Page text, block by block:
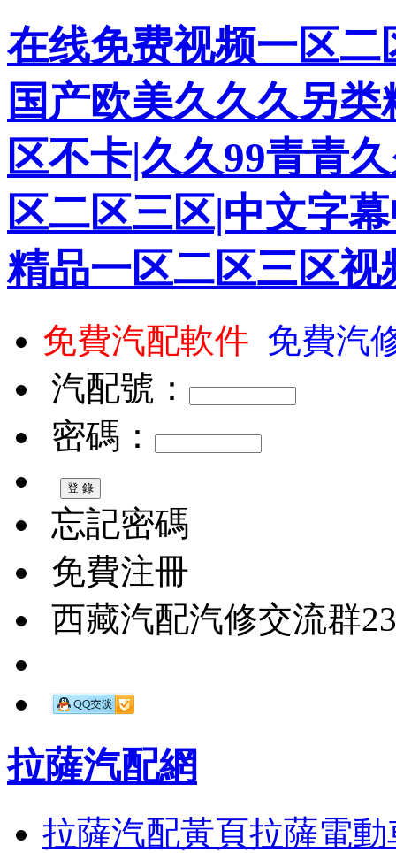
在线免费视频一区
国产欧美久久久另
区不卡|久久99青青
区二区三区|中文字
精品一区二区三区视
免費汽配軟件 免費汽
汽配號：
密碼：
忘記密碼
免費注冊
西藏汽配汽修交流群
拉薩汽配網
拉薩汽配黃頁拉薩電動